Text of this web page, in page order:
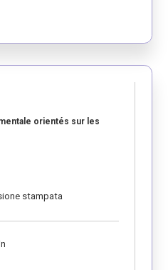
orientés sur les
stampata